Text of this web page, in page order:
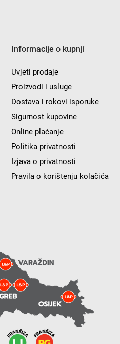
Informacije o kupnji
Uvjeti prodaje
Proizvodi i usluge
Dostava i rokovi isporuke
Sigurnost kupovine
Online plaćanje
Politika privatnosti
Izjava o privatnosti
Pravila o korištenju kolačića